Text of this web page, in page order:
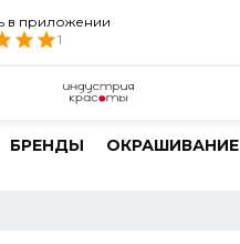
в приложении
1
БРЕНДЫ ОКРАШИВАНИЕ